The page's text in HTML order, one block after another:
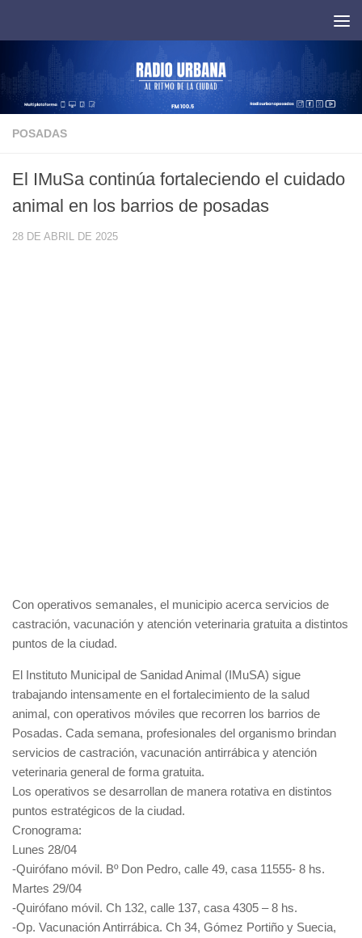
POSADAS
El IMuSa continúa fortaleciendo el cuidado
animal en los barrios de posadas
28 DE ABRIL DE 2025
Con operativos semanales, el municipio acerca servicios de
castración, vacunación y atención veterinaria gratuita a distintos
puntos de la ciudad.
El Instituto Municipal de Sanidad Animal (IMuSA) sigue
trabajando intensamente en el fortalecimiento de la salud
animal, con operativos móviles que recorren los barrios de
Posadas. Cada semana, profesionales del organismo brindan
servicios de castración, vacunación antirrábica y atención
veterinaria general de forma gratuita.
Los operativos se desarrollan de manera rotativa en distintos
puntos estratégicos de la ciudad.
Cronograma:
Lunes 28/04
-Quirófano móvil. Bº Don Pedro, calle 49, casa 11555- 8 hs.
Martes 29/04
-Quirófano móvil. Ch 132, calle 137, casa 4305 – 8 hs.
-Op. Vacunación Antirrábica. Ch 34, Gómez Portiño y Suecia,